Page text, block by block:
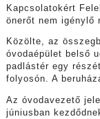
Kapcsolatokért
önerőt nem igénylő
Közölte, az
óvodaépület belső
padlástér egy
folyosón. A
Az óvodavezető
júniusban